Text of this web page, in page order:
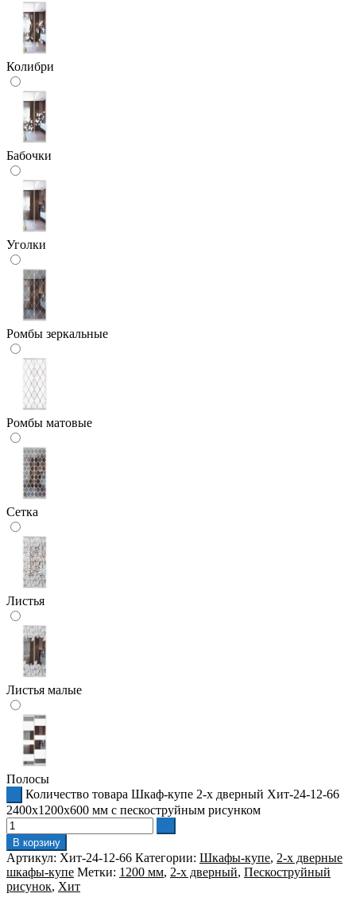
Колибри
Бабочки
Уголки
Ромбы зеркальные
Ромбы матовые
Сетка
Листья
Листья малые
Полосы
Количество товара Шкаф-купе 2-х дверный Хит-24-12-66
2400x1200x600 мм с пескоструйным рисунком
В корзину
Артикул: Хит-24-12-66 Категории: Шкафы-купе, 2-х дверные
шкафы-купе Метки: 1200 мм, 2-х дверный, Пескоструйный
рисунок, Хит